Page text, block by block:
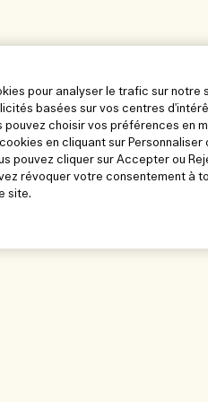
pour analyser le trafic sur notre
basées sur vos centres
pouvez choisir vos préférences en
en cliquant sur
pouvez cliquer sur Accepter ou
révoquer votre consentement à
site.